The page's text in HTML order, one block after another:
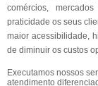
comércios,
praticidade os seus
maior acessibilidade,
de diminuir os custos
Executamos nossos
atendimento